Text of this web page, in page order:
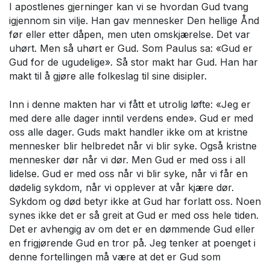
I apostlenes gjerninger kan vi se hvordan Gud tvang
igjennom sin vilje. Han gav mennesker Den hellige Ånd
før eller etter dåpen, men uten omskjærelse. Det var
uhørt. Men så uhørt er Gud. Som Paulus sa: «Gud er
Gud for de ugudelige». Så stor makt har Gud. Han har
makt til å gjøre alle folkeslag til sine disipler.
Inn i denne makten har vi fått et utrolig løfte: «Jeg er
med dere alle dager inntil verdens ende». Gud er med
oss alle dager. Guds makt handler ikke om at kristne
mennesker blir helbredet når vi blir syke. Også kristne
mennesker dør når vi dør. Men Gud er med oss i all
lidelse. Gud er med oss når vi blir syke, når vi får en
dødelig sykdom, når vi opplever at vår kjære dør.
Sykdom og død betyr ikke at Gud har forlatt oss. Noen
synes ikke det er så greit at Gud er med oss hele tiden.
Det er avhengig av om det er en dømmende Gud eller
en frigjørende Gud en tror på. Jeg tenker at poenget i
denne fortellingen må være at det er Gud som